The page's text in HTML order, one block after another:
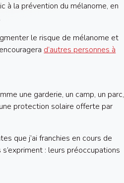
à la prévention du mélanome, en
le risque de mélanome et
d’autres personnes à
une garderie, un camp, un parc,
protection solaire offerte par
que j’ai franchies en cours de
s’expriment : leurs préoccupations